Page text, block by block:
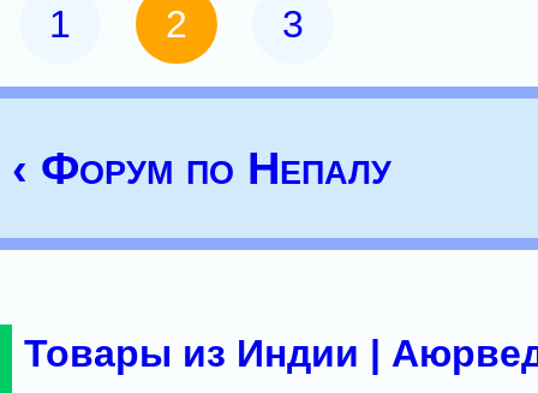
1 2 3
‹ Форум по Непалу
Товары из Индии |